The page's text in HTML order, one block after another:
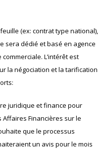
(ex: contrat type national),
sera dédié et basé en agence
L’intérêt est
la négociation et la tarification
juridique et finance pour
Affaires Financières sur le
que le processus
un avis pour le mois